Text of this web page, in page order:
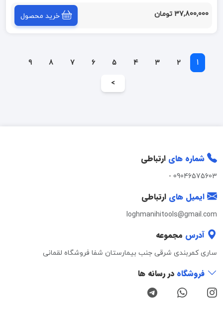
37,800,000 تومان خرید محصول
1
2
3
4
5
6
7
8
9
>
شماره های ارتباطی
09046575603
-
ایمیل های ارتباطی
loghmanihitools@gmail.com
آدرس مجموعه
ساری کمربندی شرقی جنب بیمارستان شفا فروشگاه لقمانی
فروشگاه در رسانه ها